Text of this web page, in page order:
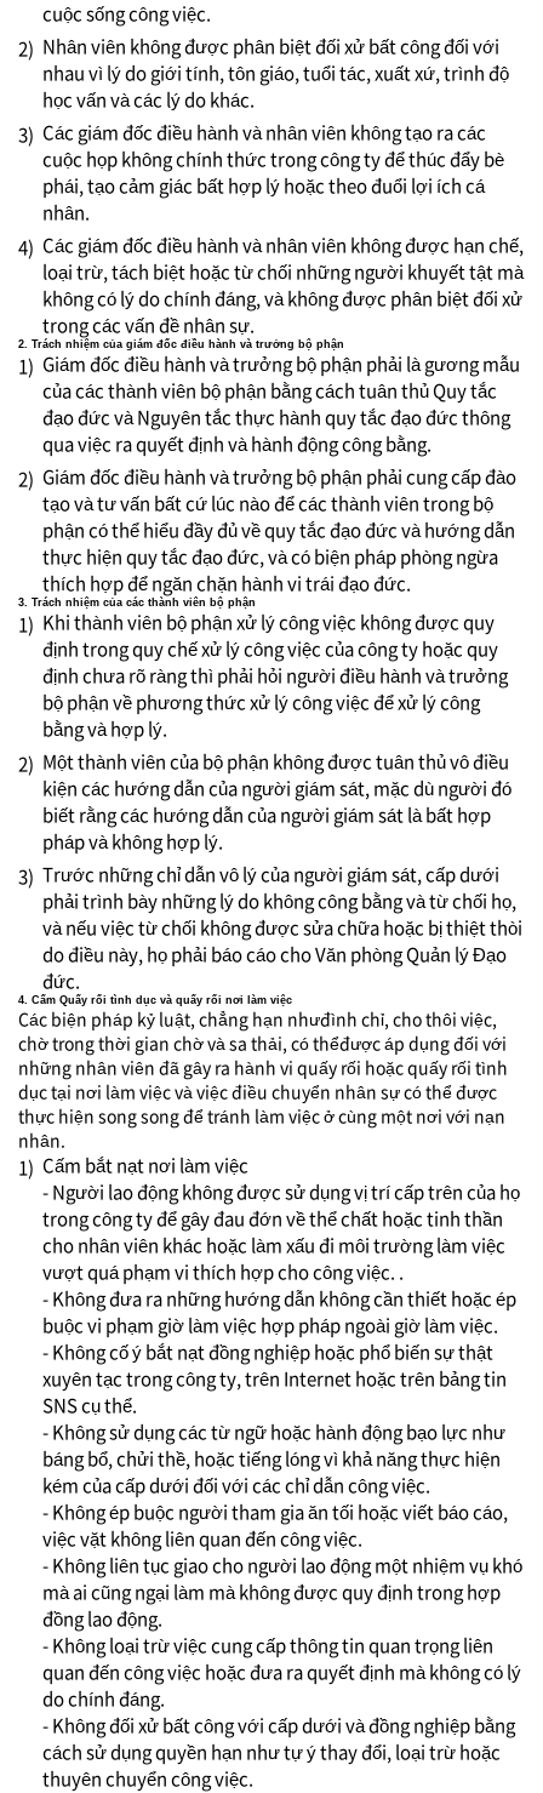
cuộc sống công việc.
2) Nhân viên không được phân biệt đối xử bất công đối với
nhau vì lý do giới tính, tôn giáo, tuổi tác, xuất xứ, trình độ
học vấn và các lý do khác.
3) Các giám đốc điều hành và nhân viên không tạo ra các
cuộc họp không chính thức trong công ty để thúc đẩy bè
phái, tạo cảm giác bất hợp lý hoặc theo đuổi lợi ích cá
nhân.
4) Các giám đốc điều hành và nhân viên không được hạn chế,
loại trừ, tách biệt hoặc từ chối những người khuyết tật mà
không có lý do chính đáng, và không được phân biệt đối xử
trong các vấn đề nhân sự.
2. Trách nhiệm của giám đốc điều hành và trưởng bộ phận
1) Giám đốc điều hành và trưởng bộ phận phải là gương mẫu
của các thành viên bộ phận bằng cách tuân thủ Quy tắc
đạo đức và Nguyên tắc thực hành quy tắc đạo đức thông
qua việc ra quyết định và hành động công bằng.
2) Giám đốc điều hành và trưởng bộ phận phải cung cấp đào
tạo và tư vấn bất cứ lúc nào để các thành viên trong bộ
phận có thể hiểu đầy đủ về quy tắc đạo đức và hướng dẫn
thực hiện quy tắc đạo đức, và có biện pháp phòng ngừa
thích hợp để ngăn chặn hành vi trái đạo đức.
3. Trách nhiệm của các thành viên bộ phận
1) Khi thành viên bộ phận xử lý công việc không được quy
định trong quy chế xử lý công việc của công ty hoặc quy
định chưa rõ ràng thì phải hỏi người điều hành và trưởng
bộ phận về phương thức xử lý công việc để xử lý công
bằng và hợp lý.
2) Một thành viên của bộ phận không được tuân thủ vô điều
kiện các hướng dẫn của người giám sát, mặc dù người đó
biết rằng các hướng dẫn của người giám sát là bất hợp
pháp và không hợp lý.
3) Trước những chỉ dẫn vô lý của người giám sát, cấp dưới
phải trình bày những lý do không công bằng và từ chối họ,
và nếu việc từ chối không được sửa chữa hoặc bị thiệt thòi
do điều này, họ phải báo cáo cho Văn phòng Quản lý Đạo
đức.
4. Cấm Quấy rối tình dục và quấy rối nơi làm việc
Các biện pháp kỷ luật, chẳng hạn nhưđình chỉ, cho thôi việc,
chờ trong thời gian chờ và sa thải, có thểđược áp dụng đối với
những nhân viên đã gây ra hành vi quấy rối hoặc quấy rối tình
dục tại nơi làm việc và việc điều chuyển nhân sự có thể được
thực hiện song song để tránh làm việc ở cùng một nơi với nạn
nhân.
1) Cấm bắt nạt nơi làm việc
- Người lao động không được sử dụng vị trí cấp trên của họ
trong công ty để gây đau đớn về thể chất hoặc tinh thần
cho nhân viên khác hoặc làm xấu đi môi trường làm việc
vượt quá phạm vi thích hợp cho công việc. .
- Không đưa ra những hướng dẫn không cần thiết hoặc ép
buộc vi phạm giờ làm việc hợp pháp ngoài giờ làm việc.
- Không cố ý bắt nạt đồng nghiệp hoặc phổ biến sự thật
xuyên tạc trong công ty, trên Internet hoặc trên bảng tin
SNS cụ thể.
- Không sử dụng các từ ngữ hoặc hành động bạo lực như
báng bổ, chửi thề, hoặc tiếng lóng vì khả năng thực hiện
kém của cấp dưới đối với các chỉ dẫn công việc.
- Không ép buộc người tham gia ăn tối hoặc viết báo cáo,
việc vặt không liên quan đến công việc.
- Không liên tục giao cho người lao động một nhiệm vụ khó
mà ai cũng ngại làm mà không được quy định trong hợp
đồng lao động.
- Không loại trừ việc cung cấp thông tin quan trọng liên
quan đến công việc hoặc đưa ra quyết định mà không có lý
do chính đáng.
- Không đối xử bất công với cấp dưới và đồng nghiệp bằng
cách sử dụng quyền hạn như tự ý thay đổi, loại trừ hoặc
thuyên chuyển công việc.